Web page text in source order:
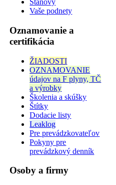
Stanovy
Vaše podnety
Oznamovanie a
certifikácia
ŽIADOSTI
OZNAMOVANIE
údajov na F plyny, TČ
a výrobky
Školenia a skúšky
Štítky
Dodacie listy
Leaklog
Pre prevádzkovateľov
Pokyny pre
prevádzkový denník
Osoby a firmy